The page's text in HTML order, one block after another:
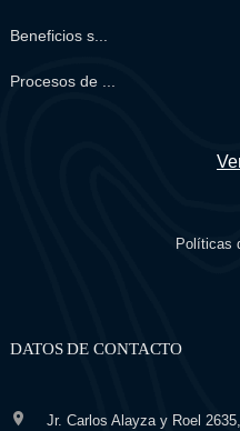
Beneficios s...
Procesos de ...
Políticas
DATOS DE CONTACTO
Jr. Carlos Alayza y Roel